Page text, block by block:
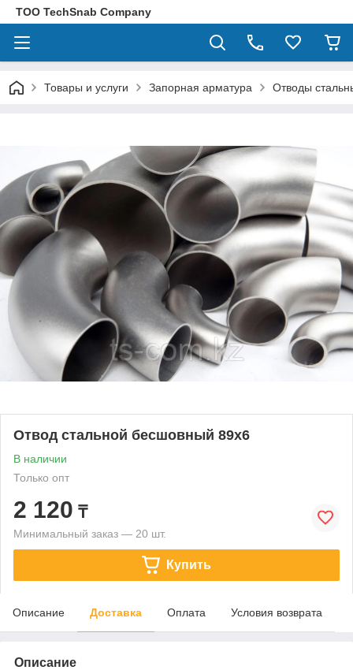
ТОО TechSnab Company
Товары и услуги Запорная арматура Отводы
Отвод стальной бесшовный 89х6
В наличии
Только опт
2 120 ₸
Минимальный заказ — 20 шт.
Купить
Описание Доставка Оплата Условия возврата
Описание